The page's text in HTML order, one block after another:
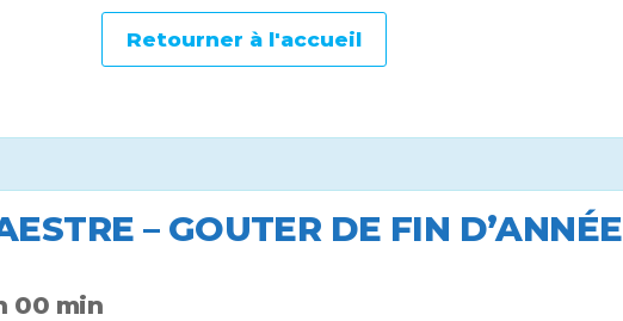
Retourner à l'accueil
– GOUTER DE FIN D’ANNÉE
00 min